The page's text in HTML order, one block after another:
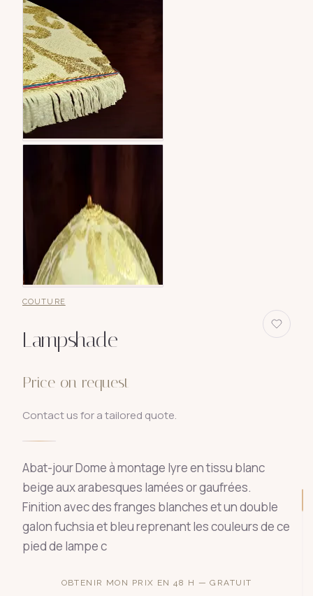
COUTURE
Lampshade
Price on request
Contact us for a tailored quote.
Abat-jour Dome à montage lyre en tissu blanc
beige aux arabesques lamées or gaufrées.
Finition avec des franges blanches et un double
galon fuchsia et bleu reprenant les couleurs de ce
pied de lampe c
OBTENIR MON PRIX EN 48 H — GRATUIT